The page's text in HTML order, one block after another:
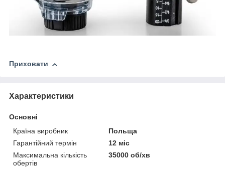
Приховати
Характеристики
Основні
Країна виробник
Польща
Гарантійний термін
12 міс
Максимальна кількість
обертів
35000 об/хв